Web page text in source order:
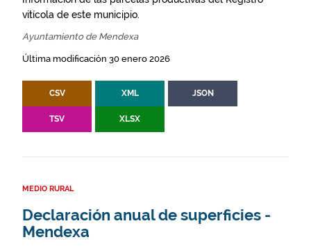
vitícola de este municipio.
Ayuntamiento de Mendexa
Última modificación 30 enero 2026
CSV XML JSON
TSV XLSX
MEDIO RURAL
Declaración anual de superficies -
Mendexa